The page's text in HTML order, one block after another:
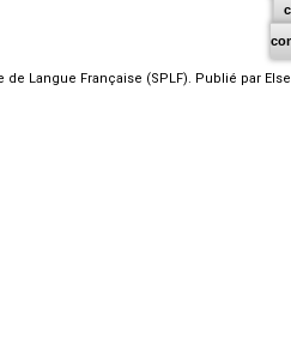
Langue Française (SPLF). Publié par